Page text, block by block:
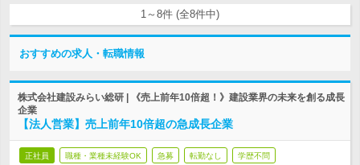
1～8件 (全8件中)
おすすめの求人・転職情報
株式会社建設みらい総研 | 《売上前年10倍超！》建設業界の未来を創る成長
企業
【法人営業】売上前年10倍超の急成長企業
正社員 職種・業種未経験OK 急募 転勤なし 学歴不問